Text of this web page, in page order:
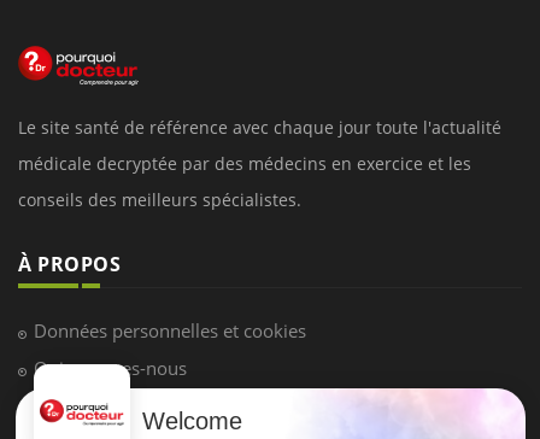
Le site santé de référence avec chaque jour toute l'actualité
médicale decryptée par des médecins en exercice et les
conseils des meilleurs spécialistes.
À PROPOS
Données personnelles et cookies
Qui sommes-nous
Conditions d'utilisation
Welcome